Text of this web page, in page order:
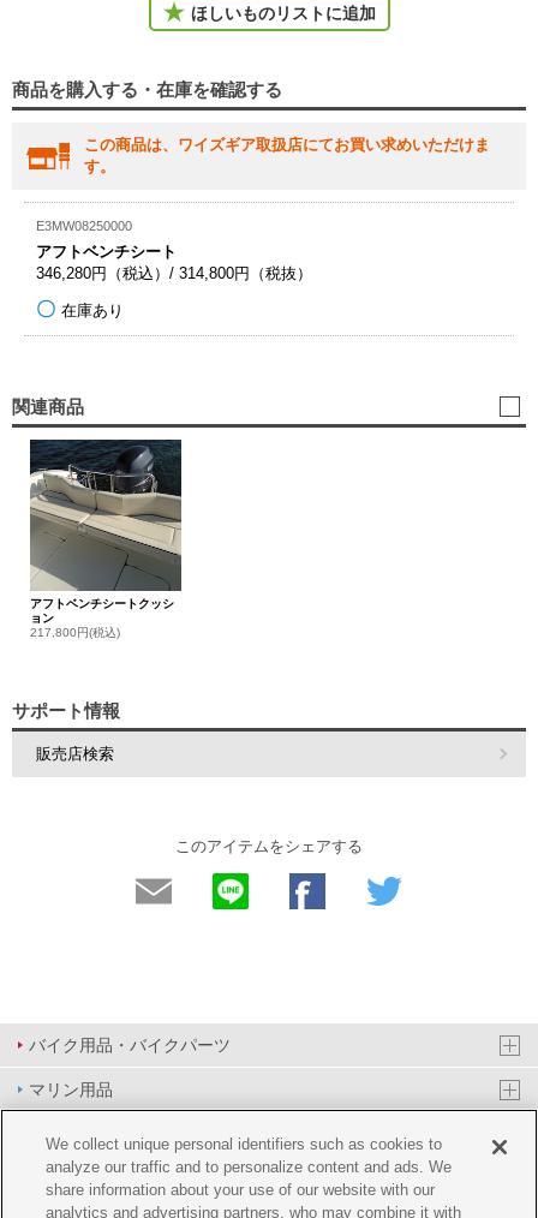
ほしいものリストに追加
商品を購入する・在庫を確認する
この商品は、ワイズギア取扱店にてお買い求めいただけま
す。
E3MW08250000
アフトベンチシート
346,280円（税込）/ 314,800円（税抜）
在庫あり
関連商品
アフトベンチシートクッシ
ョン
217,800円(税込)
サポート情報
販売店検索
このアイテムをシェアする
バイク用品・バイクパーツ
マリン用品
PAS/YPJ用品
その他用品
We collect unique personal identifiers such as cookies to
analyze our traffic and to personalize content and ads. We
share information about your use of our website with our
analytics and advertising partners, who may combine it with